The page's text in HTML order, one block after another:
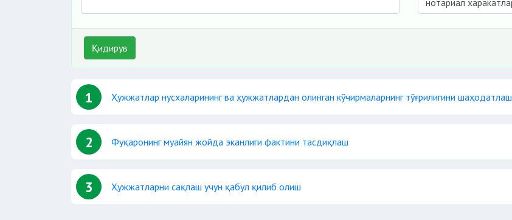
Қидирув
1 Ҳужжатлар нусхаларининг ва ҳужжатлардан олинган кўчирмаларнинг тўғрилигини шаҳодатлаш
2 Фуқаронинг муайян жойда эканлиги фактини тасдиқлаш
3 Ҳужжатларни сақлаш учун қабул қилиб олиш